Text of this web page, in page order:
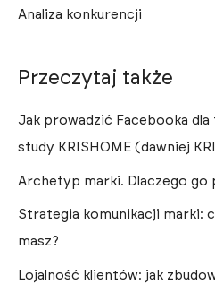
Analiza konkurencji
Przeczytaj także
Jak prowadzić Facebooka
study KRISHOME (dawniej
Archetyp marki. Dlaczego go
Strategia komunikacji marki:
masz?
Lojalność klientów: jak